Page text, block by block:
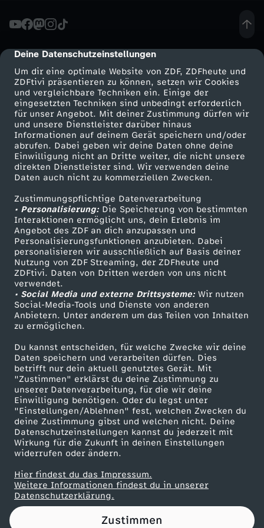
cmp-dialog-description
Deine Datenschutzeinstellungen
Um dir eine optimale Website von ZDF, ZDFheute und
ZDFtivi präsentieren zu können, setzen wir Cookies
und vergleichbare Techniken ein. Einige der
eingesetzten Techniken sind unbedingt erforderlich
für unser Angebot. Mit deiner Zustimmung dürfen wir
und unsere Dienstleister darüber hinaus
Informationen auf deinem Gerät speichern und/oder
abrufen. Dabei geben wir deine Daten ohne deine
Einwilligung nicht an Dritte weiter, die nicht unsere
direkten Dienstleister sind. Wir verwenden deine
Daten auch nicht zu kommerziellen Zwecken.
Zustimmungspflichtige Datenverarbeitung
• Personalisierung:Die Speicherung von bestimmten
Interaktionen ermöglicht uns, dein Erlebnis im
Angebot des ZDF an dich anzupassen und
Personalisierungsfunktionen anzubieten. Dabei
personalisieren wir ausschließlich auf Basis deiner
Nutzung von ZDF Streaming, der ZDFheute und
ZDFtivi. Daten von Dritten werden von uns nicht
verwendet.
• Social Media und externe Drittsysteme:Wir nutzen
Social-Media-Tools und Dienste von anderen
Anbietern. Unter anderem um das Teilen von Inhalten
zu ermöglichen.
Du kannst entscheiden, für welche Zwecke wir deine
Daten speichern und verarbeiten dürfen. Dies
betrifft nur dein aktuell genutztes Gerät. Mit
"Zustimmen" erklärst du deine Zustimmung zu
unserer Datenverarbeitung, für die wir deine
Einwilligung benötigen. Oder du legst unter
"Einstellungen/Ablehnen" fest, welchen Zwecken du
deine Zustimmung gibst und welchen nicht. Deine
Datenschutzeinstellungen kannst du jederzeit mit
Wirkung für die Zukunft in deinen Einstellungen
widerrufen oder ändern.
Hier findest du das Impressum.
Weitere Informationen findest du in unserer
Datenschutzerklärung.
Zustimmen
ä
u
e
r
i
n
:
S
c
h
u
f
t
e
n
f
ü
r
Mehr ZDF
ZDF-Apps
Smart TV
ZDFtext
Livestreams
Sendungen A-Z
TV-Programm
Service
ZDFmitreden
Kontakt zum ZDF
Tickets
Zuschauerservice
Hilfe
ZDF Unternehmen
Karriere
ZDF goes Schule
Werbefernsehen
Mainzelmännchen
Partner